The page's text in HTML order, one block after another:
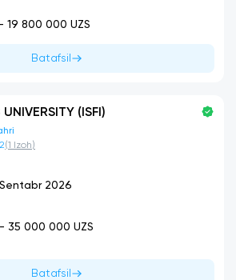
19 800 000 UZS
Batafsil
UNIVERSITY (ISFI)
(1 Izoh)
2026
35 000 000 UZS
Batafsil